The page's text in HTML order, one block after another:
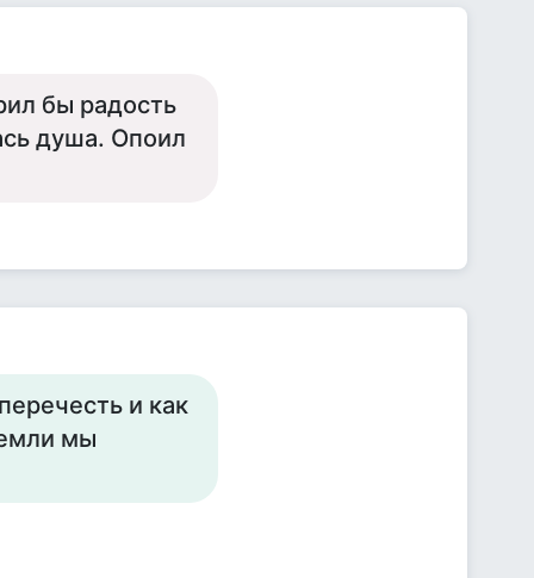
бы радость
душа. Опоил
и как
мы